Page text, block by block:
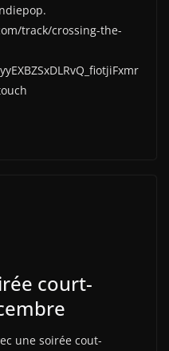
track/crossing-the-
court-
une soirée cout-